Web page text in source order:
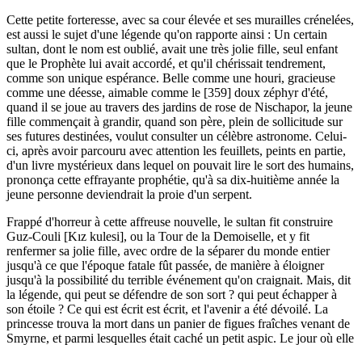
Cette petite forteresse, avec sa cour élevée et ses murailles crénelées,
est aussi le sujet d'une légende qu'on rapporte ainsi : Un certain
sultan, dont le nom est oublié, avait une très jolie fille, seul enfant
que le Prophète lui avait accordé, et qu'il chérissait tendrement,
comme son unique espérance. Belle comme une houri, gracieuse
comme une déesse, aimable comme le [359] doux zéphyr d'été,
quand il se joue au travers des jardins de rose de Nischapor, la jeune
fille commençait à grandir, quand son père, plein de sollicitude sur
ses futures destinées, voulut consulter un célèbre astronome. Celui-
ci, après avoir parcouru avec attention les feuillets, peints en partie,
d'un livre mystérieux dans lequel on pouvait lire le sort des humains,
prononça cette effrayante prophétie, qu'à sa dix-huitième année la
jeune personne deviendrait la proie d'un serpent.
Frappé d'horreur à cette affreuse nouvelle, le sultan fit construire
Guz-Couli [Kız kulesi], ou la Tour de la Demoiselle, et y fit
renfermer sa jolie fille, avec ordre de la séparer du monde entier
jusqu'à ce que l'époque fatale fût passée, de manière à éloigner
jusqu'à la possibilité du terrible événement qu'on craignait. Mais, dit
la légende, qui peut se défendre de son sort ? qui peut échapper à
son étoile ? Ce qui est écrit est écrit, et l'avenir a été dévoilé. La
princesse trouva la mort dans un panier de figues fraîches venant de
Smyrne, et parmi lesquelles était caché un petit aspic. Le jour où elle